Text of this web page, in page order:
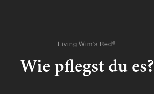
Living Wim's Red®
Wie pflegst du es?